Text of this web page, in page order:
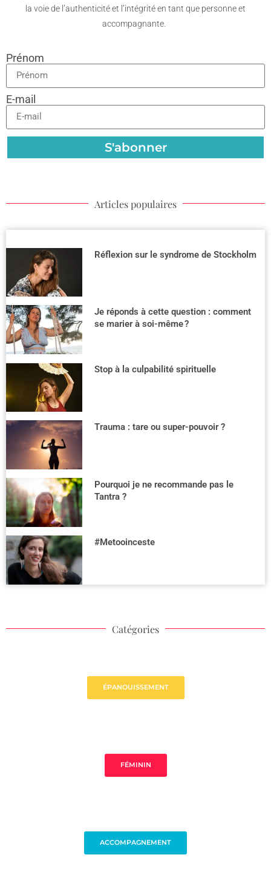
la voie de l’authenticité et l’intégrité en tant que personne et
accompagnante.
Prénom
E-mail
S'abonner
Articles populaires
Réflexion sur le syndrome de Stockholm
Je réponds à cette question : comment
se marier à soi-même ?
Stop à la culpabilité spirituelle
Trauma : tare ou super-pouvoir ?
Pourquoi je ne recommande pas le
Tantra ?
#Metooinceste
Catégories
ÉPANOUISSEMENT
FÉMININ
ACCOMPAGNEMENT